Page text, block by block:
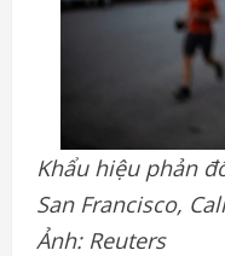
Khẩu hiệu phản
San Francisco,
Ảnh: Reuters